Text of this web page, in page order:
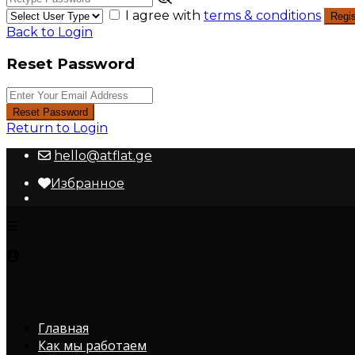
I agree with terms & conditions
Back to Login
Reset Password
Reset Password
Return to Login
hello@atflat.ge
Избранное
Главная
Как мы работаем